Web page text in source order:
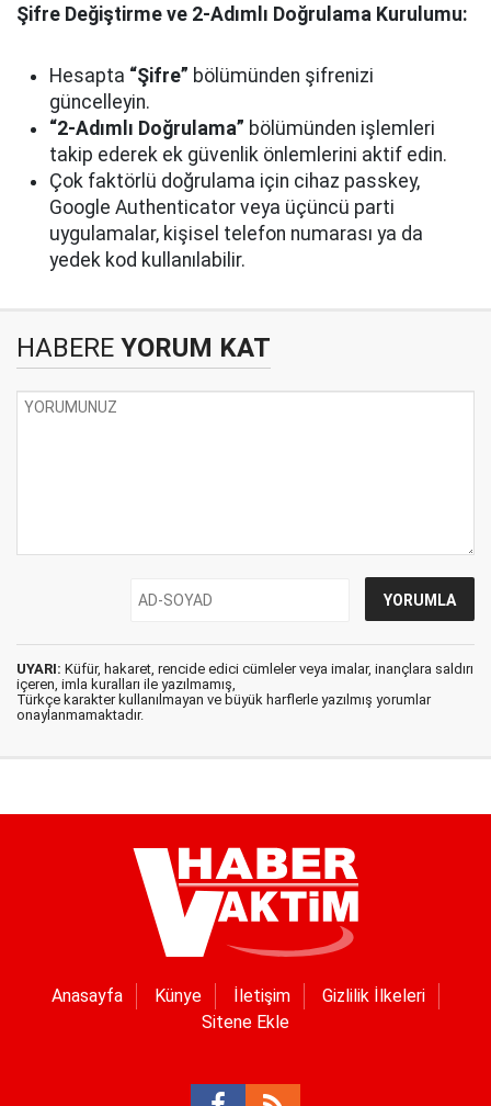
Şifre Değiştirme ve 2-Adımlı Doğrulama Kurulumu:
Hesapta “Şifre” bölümünden şifrenizi
güncelleyin.
“2-Adımlı Doğrulama” bölümünden işlemleri
takip ederek ek güvenlik önlemlerini aktif edin.
Çok faktörlü doğrulama için cihaz passkey,
Google Authenticator veya üçüncü parti
uygulamalar, kişisel telefon numarası ya da
yedek kod kullanılabilir.
HABERE YORUM KAT
UYARI: Küfür, hakaret, rencide edici cümleler veya imalar, inançlara saldırı
içeren, imla kuralları ile yazılmamış,
Türkçe karakter kullanılmayan ve büyük harflerle yazılmış yorumlar
onaylanmamaktadır.
Anasayfa Künye İletişim
Gizlilik İlkeleri
Sitene Ekle